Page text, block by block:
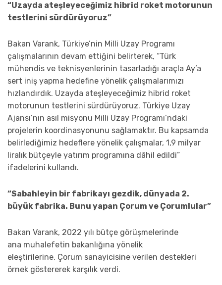
“Uzayda ateşleyeceğimiz hibrid roket motorunun
testlerini sürdürüyoruz”
Bakan Varank, Türkiye’nin Milli Uzay Programı
çalışmalarının devam ettiğini belirterek, “Türk
mühendis ve teknisyenlerinin tasarladığı araçla Ay’a
sert iniş yapma hedefine yönelik çalışmalarımızı
hızlandırdık. Uzayda ateşleyeceğimiz hibrid roket
motorunun testlerini sürdürüyoruz. Türkiye Uzay
Ajansı’nın asıl misyonu Milli Uzay Programı’ndaki
projelerin koordinasyonunu sağlamaktır. Bu kapsamda
belirlediğimiz hedeflere yönelik çalışmalar, 1,9 milyar
liralık bütçeyle yatırım programına dâhil edildi”
ifadelerini kullandı.
“Sabahleyin bir fabrikayı gezdik, dünyada 2.
büyük fabrika. Bunu yapan Çorum ve Çorumlular”
Bakan Varank, 2022 yılı bütçe görüşmelerinde
ana muhalefetin bakanlığına yönelik
eleştirilerine, Çorum sanayicisine verilen destekleri
örnek göstererek karşılık verdi.